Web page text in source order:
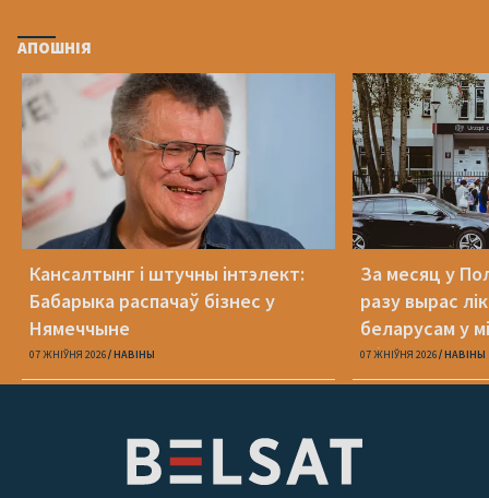
АПОШНІЯ
Кансалтынг і штучны інтэлект:
Бабарыка распачаў бізнес у
Нямеччыне
07 ЖНІЎНЯ 2026 НАВІНЫ
За месяц у
разу вырас
беларусам у
абароне
07 ЖНІЎНЯ 2026 НАВІНЫ